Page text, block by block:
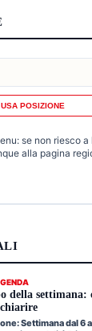
USA POSIZIONE
se non riesco a
alla pagina
della
Settimana dal 6